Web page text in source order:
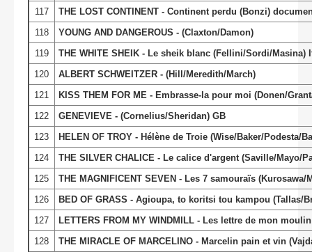
117
THE LOST CONTINENT - Continent perdu (Bonzi)
118
YOUNG AND DANGEROUS - (Claxton/Damon)
119
THE WHITE SHEIK - Le sheik blanc (Fellini/Sordi/Masina)
120
ALBERT SCHWEITZER - (Hill/Meredith/March)
121
KISS THEM FOR ME - Embrasse-la pour moi (Donen/
122
GENEVIEVE - (Cornelius/Sheridan) GB
123
HELEN OF TROY - Hélène de Troie (Wise/Baker/Podesta/
124
THE SILVER CHALICE - Le calice d'argent (Saville/Mayo/
125
THE MAGNIFICENT SEVEN - Les 7 samouraïs (Kurosawa/
126
BED OF GRASS - Agioupa, to koritsi tou kampou (Tallas/
127
LETTERS FROM MY WINDMILL - Les lettre de mon
128
THE MIRACLE OF MARCELINO - Marcelin pain et vin